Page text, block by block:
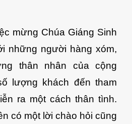
mừng Chúa Giáng Sinh
những người hàng xóm,
thân nhân của cộng
lượng khách đến tham
ra một cách thân tình.
có một lời chào hỏi cũng